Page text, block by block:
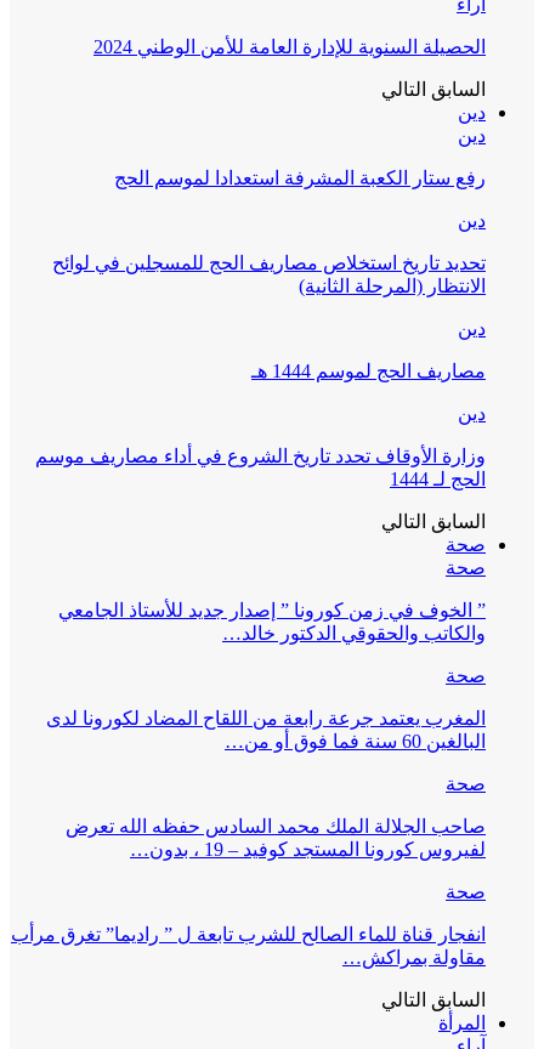
آراء
الحصيلة السنوية للإدارة العامة للأمن الوطني 2024
السابق التالي
دين
دين
رفع ستار الكعبة المشرفة استعدادا لموسم الحج
دين
تحديد تاريخ استخلاص مصاريف الحج للمسجلين في لوائح
الانتظار (المرحلة الثانية)
دين
مصاريف الحج لموسم 1444 هـ
دين
وزارة الأوقاف تحدد تاريخ الشروع في أداء مصاريف موسم
الحج لـ 1444
السابق التالي
صحة
صحة
” الخوف في زمن كورونا ” إصدار جديد للأستاذ الجامعي
والكاتب والحقوقي الدكتور خالد…
صحة
المغرب يعتمد جرعة رابعة من اللقاح المضاد لكورونا لدى
البالغين 60 سنة فما فوق أو من…
صحة
صاحب الجلالة الملك محمد السادس حفظه الله تعرض
لفيروس كورونا المستجد كوفيد – 19 ، بدون…
صحة
انفجار قناة للماء الصالح للشرب تابعة ل ” راديما” تغرق مرأب
مقاولة بمراكش…
السابق التالي
المرأة